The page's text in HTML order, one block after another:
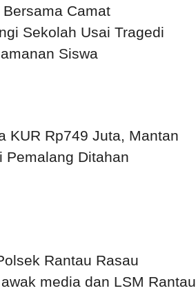
Camat
Sekolah Usai Tragedi
Siswa
KUR Rp749 Juta, Mantan
Pemalang Ditahan
Rantau Rasau
media dan LSM Rantau